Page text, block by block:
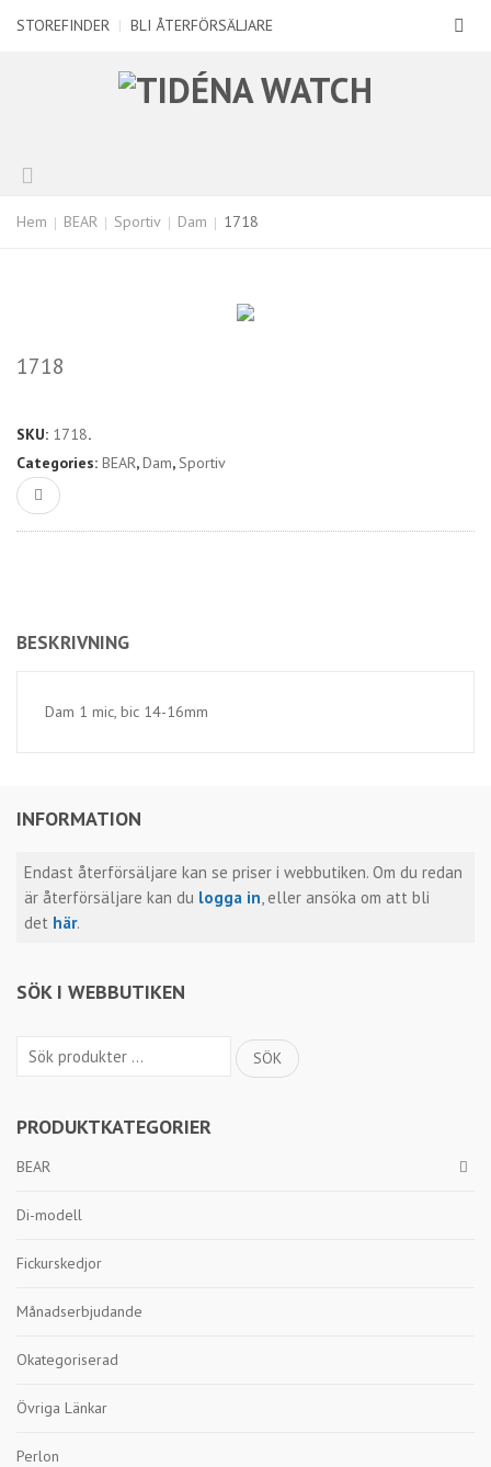
STOREFINDER | BLI ÅTERFÖRSÄLJARE
Hem BEAR Sportiv Dam 1718
INFORMATION
Endast återförsäljare kan se priser i webbutiken. Om du redan
är återförsäljare kan du logga in, eller ansöka om att bli
det här.
SÖK I WEBBUTIKEN
Sök
SÖK
PRODUKTKATEGORIER
BEAR
Di-modell
Fickurskedjor
Månadserbjudande
Okategoriserad
Övriga Länkar
Perlon
1718
SKU: 1718.
Categories: BEAR,Dam,Sportiv
BESKRIVNING
Dam 1 mic, bic 14-16mm